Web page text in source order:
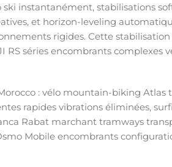
instantanément, stabilisations
et horizon-leveling
rigides. Cette
séries encombrants complexes
: vélo mountain-biking
rapides vibrations éliminées,
Rabat marchant tramways
Mobile encombrants